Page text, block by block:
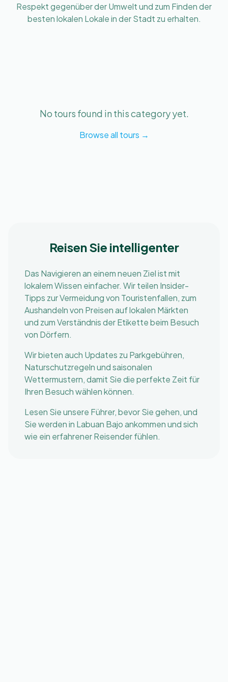
Respekt gegenüber der Umwelt und zum Finden der
besten lokalen Lokale in der Stadt zu erhalten.
No tours found in this category yet.
Browse all tours →
Reisen Sie intelligenter
Das Navigieren an einem neuen Ziel ist mit
lokalem Wissen einfacher. Wir teilen Insider-
Tipps zur Vermeidung von Touristenfallen, zum
Aushandeln von Preisen auf lokalen Märkten
und zum Verständnis der Etikette beim Besuch
von Dörfern.
Wir bieten auch Updates zu Parkgebühren,
Naturschutzregeln und saisonalen
Wettermustern, damit Sie die perfekte Zeit für
Ihren Besuch wählen können.
Lesen Sie unsere Führer, bevor Sie gehen, und
Sie werden in Labuan Bajo ankommen und sich
wie ein erfahrener Reisender fühlen.